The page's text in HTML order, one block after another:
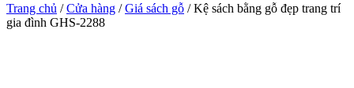
Trang chủ /Cửa hàng /Giá sách gỗ / Kệ sách bằng gỗ đẹp trang trí
gia đình GHS-2288